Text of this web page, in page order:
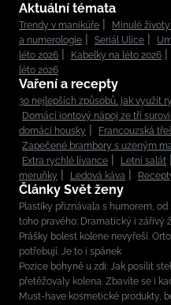
Aktuální témata
Trendy v manikúře Minulé
a numerologie
Seriál Ulice
léto 2026
Kabelky na léto 2026
léto 2026
Vaření a recepty
30 nejlepších způsobů, jak využít
Domácí iontový nápoj ze tří
domácí housky
Francouzská
Zapečené brambory s uzeným
Extra rychlé lívance
Letní salát
meruňky
Ledová káva
Články Svět ženy
Plastiky přiznávala s humorem,
toho pravého: Dramatický i zářivý
Prášky bolest kolene nevyřeší.
potřebují. Je to i spánek
Pozice bohyně u zdi: Jak posílit
přetěžovaly kolena. Zbavíte se i
Must-have kosmetické produkty,